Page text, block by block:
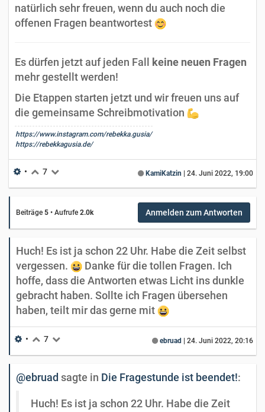
natürlich sehr freuen, wenn du auch noch die
offenen Fragen beantwortest
Es dürfen jetzt auf jeden Fall
keine neuen Fragen
mehr gestellt werden!
Die Etappen starten jetzt und wir freuen uns auf
die gemeinsame Schreibmotivation
https://www.instagram.com/rebekka.gusia/
https://rebekkagusia.de/
KamiKatzin 24. Juni 2022, 19:00
• 7
Beiträge 5 • Aufrufe 2.0k Anmelden zum Antworten
Huch! Es ist ja schon 22 Uhr. Habe die Zeit selbst
vergessen.
Danke für die tollen Fragen. Ich
hoffe, dass die Antworten etwas Licht ins dunkle
gebracht haben. Sollte ich Fragen übersehen
haben, teilt mir das gerne mit
ebruad 24. Juni 2022, 20:16
• 7
@ebruad sagte in Die Fragestunde ist beendet!:
Huch! Es ist ja schon 22 Uhr. Habe die Zeit